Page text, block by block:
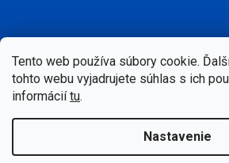
Tento web používa súbory cookie.
tohto webu vyjadrujete súhlas s ich
informáciítu.
Nastavenie